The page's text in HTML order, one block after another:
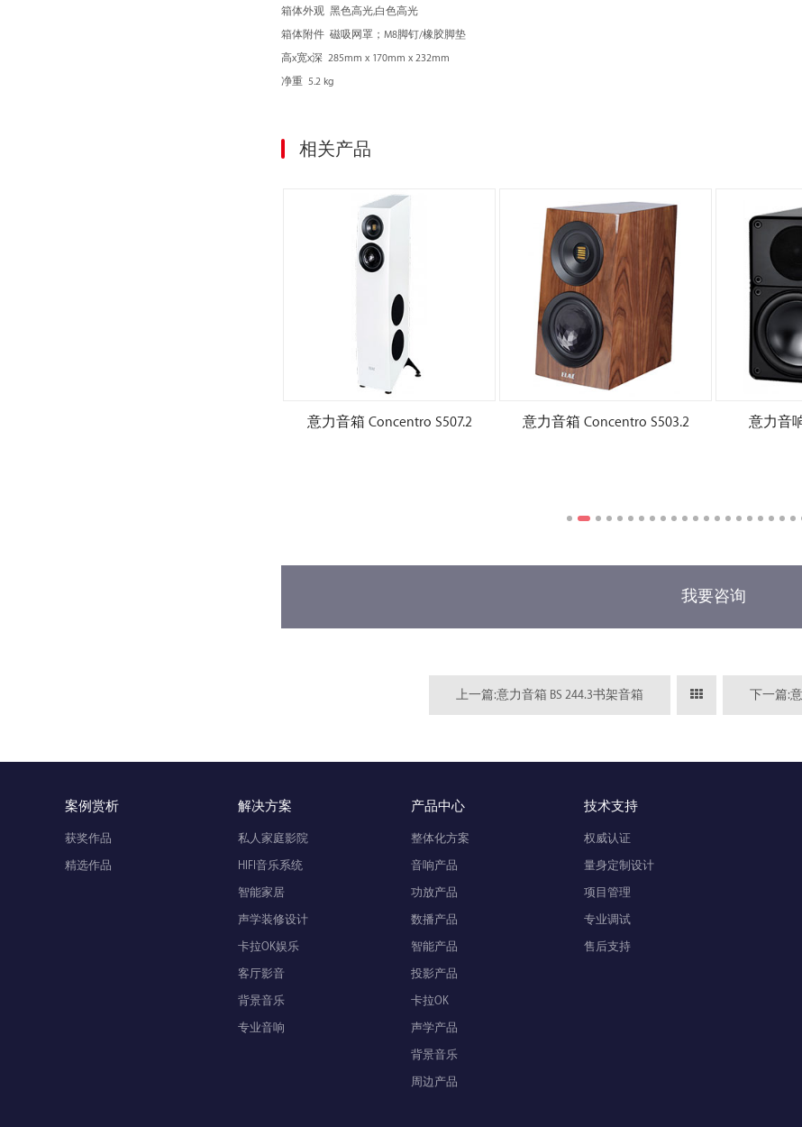
箱体外观 黑色高光,白色高光
箱体附件 磁吸网罩；M8脚钉/橡胶脚垫
高x宽x深 285mm x 170mm x 232mm
净重 5.2 kg
相关产品
意力音箱 Concentro S503.2 意力音响 Elegant BS305 意力音箱
我要咨询
上一篇:意力音箱 BS 244.3书架音箱 下一篇:
案例赏析
获奖作品
精选作品
解决方案
私人家庭影院
HIFI音乐系统
智能家居
声学装修设计
卡拉OK娱乐
客厅影音
背景音乐
专业音响
产品中心
整体化方案
音响产品
功放产品
数播产品
智能产品
投影产品
卡拉OK
声学产品
背景音乐
周边产品
技术支持
权威认证
量身定制设计
项目管理
专业调试
售后支持